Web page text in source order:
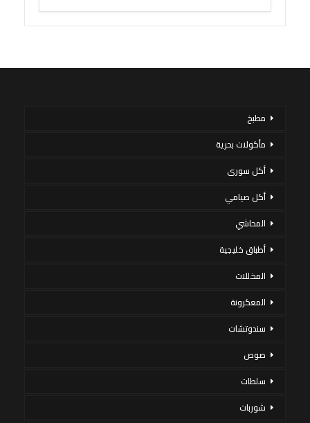
مطبخ
مأكولات بحرية
أكل سورى
أكل صيامي
المحاشي
أطباق خليجية
المخللات
المعكرونة
سندوتشات
صوص
سلطات
شوربات